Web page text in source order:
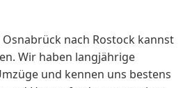
nach Rostock kannst
Wir haben langjährige
und kennen uns bestens